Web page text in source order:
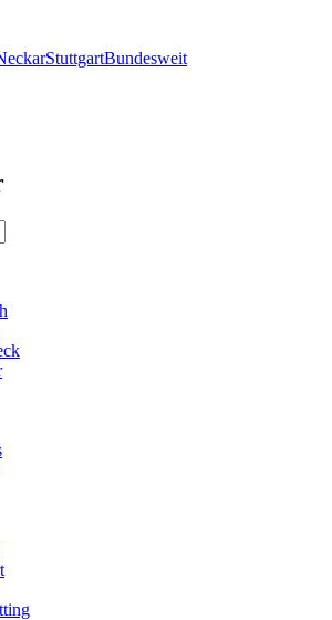
StuttgartBundesweit